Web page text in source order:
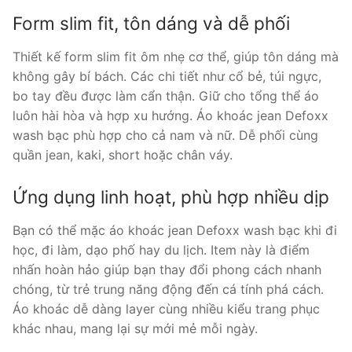
Form slim fit, tôn dáng và dễ phối
Thiết kế form slim fit ôm nhẹ cơ thể, giúp tôn dáng mà
không gây bí bách. Các chi tiết như cổ bẻ, túi ngực,
bo tay đều được làm cẩn thận. Giữ cho tổng thể áo
luôn hài hòa và hợp xu hướng. Áo khoác jean Defoxx
wash bạc phù hợp cho cả nam và nữ. Dễ phối cùng
quần jean, kaki, short hoặc chân váy.
Ứng dụng linh hoạt, phù hợp nhiều dịp
Bạn có thể mặc áo khoác jean Defoxx wash bạc khi đi
học, đi làm, dạo phố hay du lịch. Item này là điểm
nhấn hoàn hảo giúp bạn thay đổi phong cách nhanh
chóng, từ trẻ trung năng động đến cá tính phá cách.
Áo khoác dễ dàng layer cùng nhiều kiểu trang phục
khác nhau, mang lại sự mới mẻ mỗi ngày.